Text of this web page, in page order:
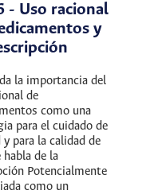
- Uso racional
y
la importancia del
de
como una
para el cuidado de
y para la calidad de
habla de la
Potencialmente
como un